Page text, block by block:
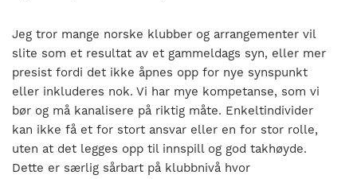
Jeg tror mange norske klubber og arrangementer vil
slite som et resultat av et gammeldags syn, eller mer
presist fordi det ikke åpnes opp for nye synspunkt
eller inkluderes nok. Vi har mye kompetanse, som vi
bør og må kanalisere på riktig måte. Enkeltindivider
kan ikke få et for stort ansvar eller en for stor rolle,
uten at det legges opp til innspill og god takhøyde.
Dette er særlig sårbart på klubbnivå hvor